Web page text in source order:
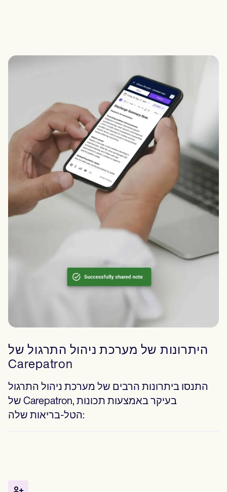
היתרונות של מערכת ניהול התרגול של
Carepatron
התנסו ביתרונות הרבים של מערכת ניהול התרגול
של Carepatron, בעיקר באמצעות תכונות
הטל-בריאות שלה: